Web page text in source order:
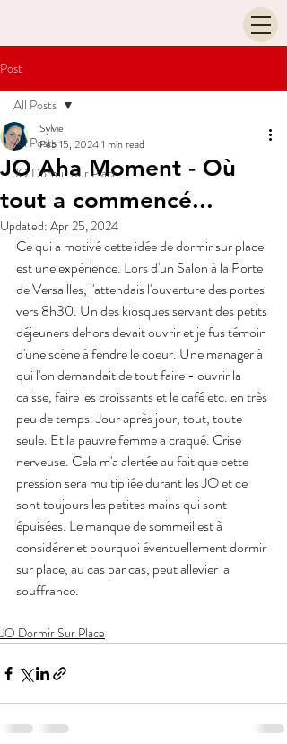
Post
All Posts
JO Dormir Sur Place
All Posts
JO Aha Moment - Où
tout a commencé...
Sylvie
Feb 15, 20241 min read
Updated: Apr 25, 2024
Ce qui a motivé cette idée de dormir sur place
est une expérience. Lors d'un Salon à la Porte
de Versailles, j'attendais l'ouverture des portes
vers 8h30. Un des kiosques servant des petits
déjeuners dehors devait ouvrir et je fus témoin
d'une scène à fendre le coeur. Une manager à
qui l'on demandait de tout faire - ouvrir la
caisse, faire les croissants et le café etc. en très
peu de temps. Jour après jour, tout, toute
seule. Et la pauvre femme a craqué. Crise
nerveuse. Cela m'a alertée au fait que cette
pression sera multipliée durant les JO et ce
sont toujours les petites mains qui sont
épuisées. Le manque de sommeil est à
considérer et pourquoi éventuellement dormir
sur place, au cas par cas, peut allevier la
souffrance.
JO Dormir Sur Place